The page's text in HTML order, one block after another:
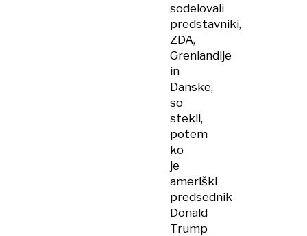
sodelovali
predstavniki,
ZDA,
Grenlandije
in
Danske,
so
stekli,
potem
ko
je
ameriški
predsednik
Donald
Trump